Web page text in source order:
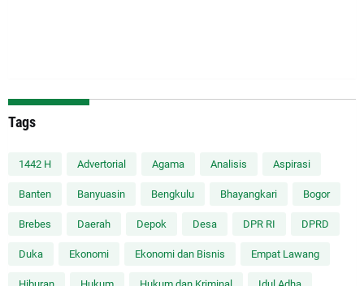
Tags
1442 H Advertorial Agama Analisis Aspirasi
Banten Banyuasin Bengkulu Bhayangkari Bogor
Brebes Daerah Depok Desa DPR RI DPRD
Duka Ekonomi Ekonomi dan Bisnis Empat Lawang